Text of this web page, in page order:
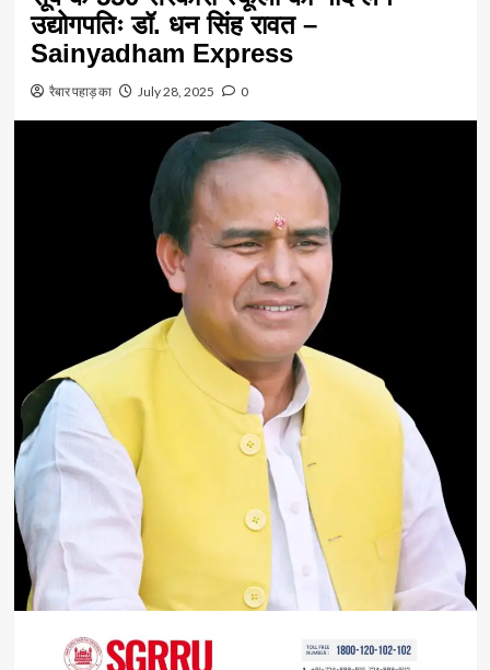
उद्योगपतिः डॉ. धन सिंह रावत –
Sainyadham Express
रैबार पहाड़ का July 28, 2025 0